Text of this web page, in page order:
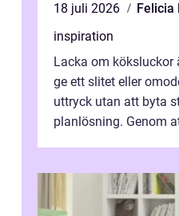
18 juli 2026
Felicia
inspiration
Lacka om
ge ett slitet eller
uttryck utan att byta
planlösning. Genom